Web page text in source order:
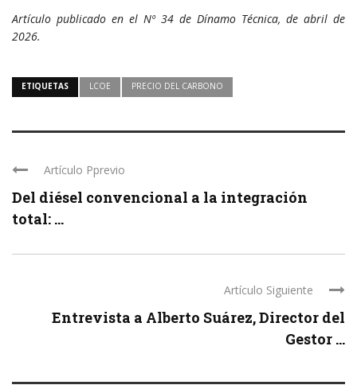
Artículo publicado en el Nº 34 de Dínamo Técnica, de abril de
2026.
ETIQUETAS LCOE PRECIO DEL CARBONO
Artículo Pprevio
Del diésel convencional a la integración
total: ...
Artículo Siguiente
Entrevista a Alberto Suárez, Director del
Gestor ...